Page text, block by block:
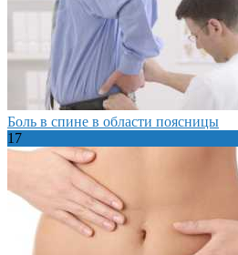
Боль в спине в области поясницы
17